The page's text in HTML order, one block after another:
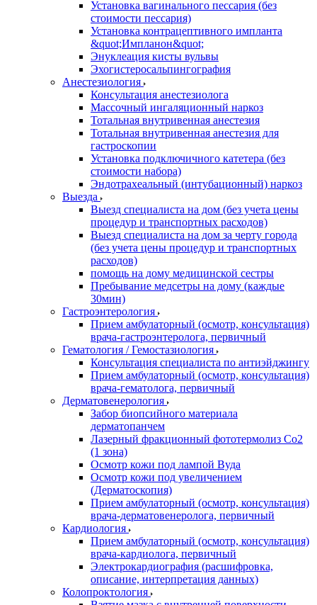
Установка вагинального пессария (без
стоимости пессария)
Установка контрацептивного импланта
&quot;Импланон&quot;
Энуклеация кисты вульвы
Эхогистеросальпингография
Анестезиология
Консультация анестезиолога
Массочный ингаляционный наркоз
Тотальная внутривенная анестезия
Тотальная внутривенная анестезия для
гастроскопии
Установка подключичного катетера (без
стоимости набора)
Эндотрахеальный (интубационный) наркоз
Выезда
Выезд специалиста на дом (без учета цены
процедур и транспортных расходов)
Выезд специалиста на дом за черту города
(без учета цены процедур и транспортных
расходов)
помощь на дому медицинской сестры
Пребывание медсетры на дому (каждые
30мин)
Гастроэнтерология
Прием амбулаторный (осмотр, консультация)
врача-гастроэнтеролога, первичный
Гематология / Гемостазиология
Консультация специалиста по антиэйджингу
Прием амбулаторный (осмотр, консультация)
врача-гематолога, первичный
Дерматовенерология
Забор биопсийного материала
дерматопанчем
Лазерный фракционный фототермолиз Со2
(1 зона)
Осмотр кожи под лампой Вуда
Осмотр кожи под увеличением
(Дерматоскопия)
Прием амбулаторный (осмотр, консультация)
врача-дерматовенеролога, первичный
Кардиология
Прием амбулаторный (осмотр, консультация)
врача-кардиолога, первичный
Электрокардиография (расшифровка,
описание, интерпретация данных)
Колопроктология